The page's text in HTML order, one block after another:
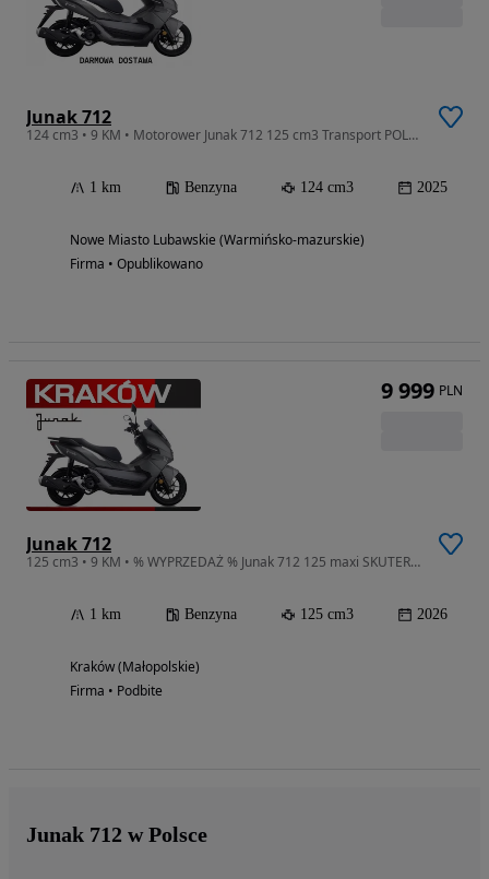
Junak 712
124 cm3 • 9 KM • Motorower Junak 712 125 cm3 Transport POLSKA GRATIS Raty 0% OKAZJA!
1 km Benzyna 124 cm3 2025
Nowe Miasto Lubawskie (Warmińsko-mazurskie)
Firma • Opublikowano
Junak 712
125 cm3 • 9 KM • % WYPRZEDAŻ % Junak 712 125 maxi SKUTER KRAKÓW
1 km Benzyna 125 cm3 2026
Kraków (Małopolskie)
Firma • Podbite
9 999 PLN
Junak 712 w Polsce